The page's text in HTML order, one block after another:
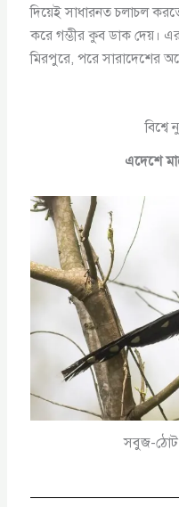
দিয়েই সাধারনত চলাচল
করে গম্ভীর কুব ডাক দেয়। এর
মিরপুরে, পরে সারাদেশের
বিশ্বে
এদেশে
সবুজ-ঠোট